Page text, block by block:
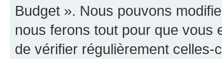
Budget ». Nous pouvons
nous ferons tout pour que vous
de vérifier régulièrement